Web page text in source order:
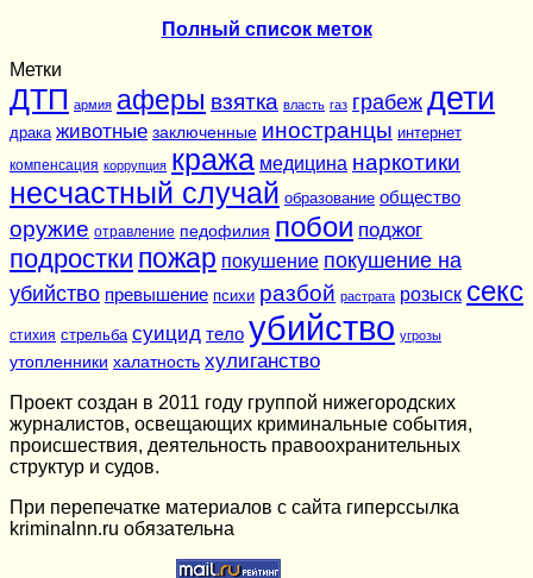
Полный список меток
Метки
ДТП армия аферы взятка власть газ грабеж дети
драка животные заключенные иностранцы интернет
компенсация коррупция кража медицина наркотики
несчастный случай образование общество
оружие отравление педофилия побои поджог
подростки пожар покушение покушение на
убийство превышение психи разбой растрата розыск секс
стихия стрельба суицид тело убийство угрозы
утопленники халатность хулиганство
Проект создан в 2011 году группой нижегородских
журналистов, освещающих криминальные события,
происшествия, деятельность правоохранительных
структур и судов.
При перепечатке материалов c сайта гиперссылка
kriminalnn.ru обязательна